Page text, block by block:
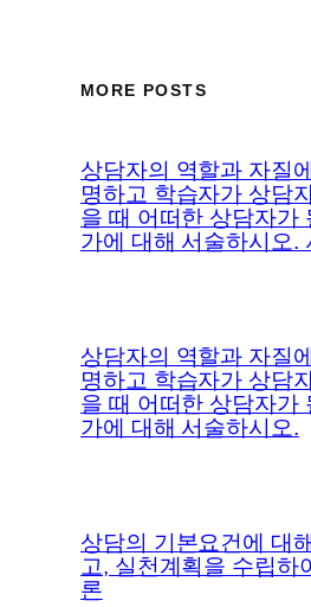
MORE POSTS
상담자의 역할과 자질
명하고 학습자가 상담
을 때 어떠한 상담자가
가에 대해 서술하시오.
상담자의 역할과 자질
명하고 학습자가 상담
을 때 어떠한 상담자가
가에 대해 서술하시오.
상담의 기본요건에 대
고, 실천계획을 수립하
론